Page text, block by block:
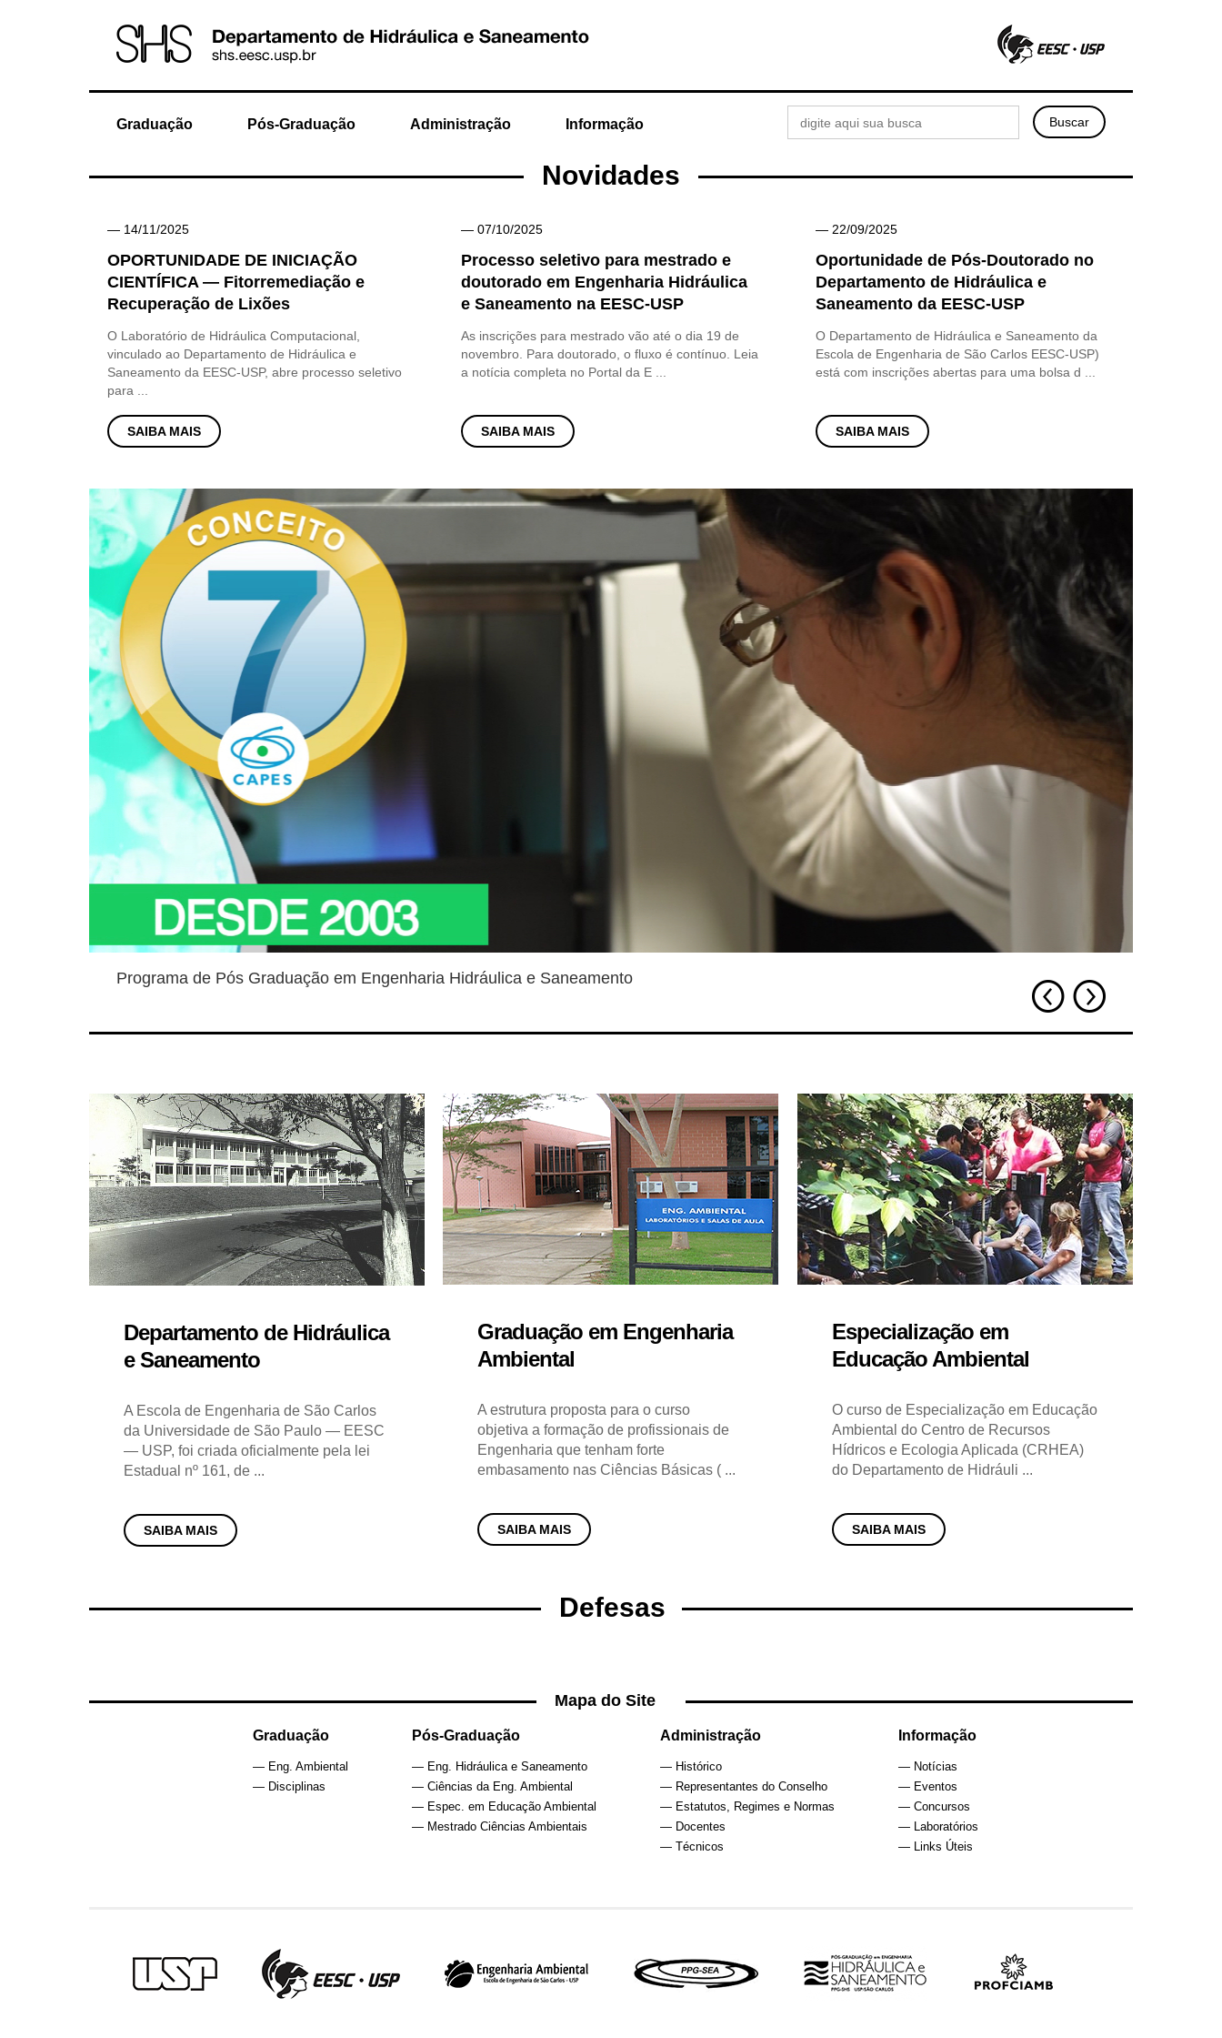
Graduação Pós-Graduação Administração Informação
Novidades
— 14/11/2025
OPORTUNIDADE DE INICIAÇÃO
CIENTÍFICA — Fitorremediação e
Recuperação de Lixões
O Laboratório de Hidráulica Computacional,
vinculado ao Departamento de Hidráulica e
Saneamento da EESC-USP, abre processo seletivo
para ...
SAIBA MAIS
— 07/10/2025
Processo seletivo para mestrado e
doutorado em Engenharia Hidráulica
e Saneamento na EESC-USP
As inscrições para mestrado vão até o dia 19 de
novembro. Para doutorado, o fluxo é contínuo. Leia
a notícia completa no Portal da E ...
SAIBA MAIS
— 22/09/2025
Oportunidade de Pós-Doutorado no
Departamento de Hidráulica e
Saneamento da EESC-USP
O Departamento de Hidráulica e Saneamento da
Escola de Engenharia de São Carlos EESC-USP)
está com inscrições abertas para uma bolsa d ...
SAIBA MAIS
Programa de Pós Graduação em Engenharia Hidráulica e Saneamento
Departamento de Hidráulica
e Saneamento
A Escola de Engenharia de São Carlos
da Universidade de São Paulo — EESC
— USP, foi criada oficialmente pela lei
Estadual nº 161, de ...
SAIBA MAIS
Graduação em Engenharia
Ambiental
A estrutura proposta para o curso
objetiva a formação de profissionais de
Engenharia que tenham forte
embasamento nas Ciências Básicas ( ...
SAIBA MAIS
Especialização em
Educação Ambiental
O curso de Especialização em Educação
Ambiental do Centro de Recursos
Hídricos e Ecologia Aplicada (CRHEA)
do Departamento de Hidráuli ...
SAIBA MAIS
Defesas
Mapa do Site
Graduação
— Eng. Ambiental
— Disciplinas
Pós-Graduação
— Eng. Hidráulica e Saneamento
— Ciências da Eng. Ambiental
— Espec. em Educação Ambiental
— Mestrado Ciências Ambientais
Administração
— Histórico
— Representantes do Conselho
— Estatutos, Regimes e Normas
— Docentes
— Técnicos
Informação
— Notícias
— Eventos
— Concursos
— Laboratórios
— Links Úteis